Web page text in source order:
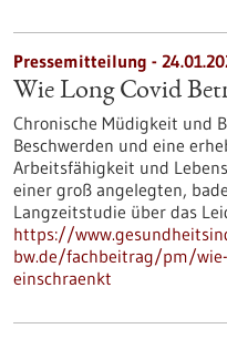
Pressemitteilung -
Wie Long Covid
Chronische Müdigkeit und
Beschwerden und eine
Arbeitsfähigkeit und
einer groß angelegten,
Langzeitstudie über das
https://
bw.de/fachbeitrag/pm/
einschraenkt